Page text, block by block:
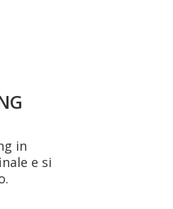
in
e si